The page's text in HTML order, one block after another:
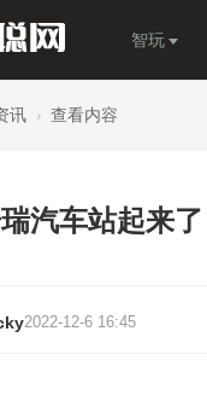
智玩
讯 › 查看内容
汽车站起来
2022-12-6 16:45